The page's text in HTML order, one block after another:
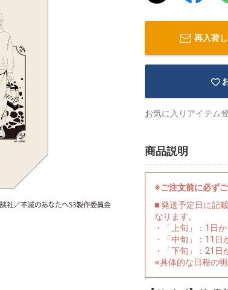
再入荷
お気に入りアイテム
商品説明
※ご注文前に必ず
■ 発送予定日に記
なります。
・「上旬」：1日
・「中旬」：11
・「下旬」：21日
※具体的な日程の